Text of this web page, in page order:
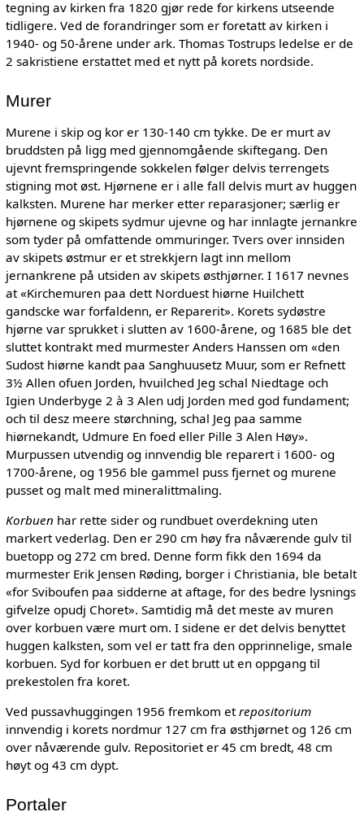
tegning av kirken fra 1820 gjør rede for kirkens utseende
tidligere. Ved de forandringer som er foretatt av kirken i
1940- og 50-årene under ark. Thomas Tostrups ledelse er de
2 sakristiene erstattet med et nytt på korets nordside.
Murer
Murene i skip og kor er 130-140 cm tykke. De er murt av
bruddsten på ligg med gjennomgående skiftegang. Den
ujevnt fremspringende sokkelen følger delvis terrengets
stigning mot øst. Hjørnene er i alle fall delvis murt av huggen
kalksten. Murene har merker etter reparasjoner; særlig er
hjørnene og skipets sydmur ujevne og har innlagte jernankre
som tyder på omfattende ommuringer. Tvers over innsiden
av skipets østmur er et strekkjern lagt inn mellom
jernankrene på utsiden av skipets østhjørner. I 1617 nevnes
at «Kirchemuren paa dett Norduest hiørne Huilchett
gandscke war forfaldenn, er Reparerit». Korets sydøstre
hjørne var sprukket i slutten av 1600-årene, og 1685 ble det
sluttet kontrakt med murmester Anders Hanssen om «den
Sudost hiørne kandt paa Sanghuusetz Muur, som er Refnett
3½ Allen ofuen Jorden, hvuilched Jeg schal Niedtage och
Igien Underbyge 2 à 3 Alen udj Jorden med god fundament;
och til desz meere størchning, schal Jeg paa samme
hiørnekandt, Udmure En foed eller Pille 3 Alen Høy».
Murpussen utvendig og innvendig ble reparert i 1600- og
1700-årene, og 1956 ble gammel puss fjernet og murene
pusset og malt med mineralittmaling.
Korbuen har rette sider og rundbuet overdekning uten
markert vederlag. Den er 290 cm høy fra nåværende gulv til
buetopp og 272 cm bred. Denne form fikk den 1694 da
murmester Erik Jensen Røding, borger i Christiania, ble betalt
«for Sviboufen paa sidderne at aftage, for des bedre lysnings
gifvelze opudj Choret». Samtidig må det meste av muren
over korbuen være murt om. I sidene er det delvis benyttet
huggen kalksten, som vel er tatt fra den opprinnelige, smale
korbuen. Syd for korbuen er det brutt ut en oppgang til
prekestolen fra koret.
Ved pussavhuggingen 1956 fremkom etrepositorium
innvendig i korets nordmur 127 cm fra østhjørnet og 126 cm
over nåværende gulv. Repositoriet er 45 cm bredt, 48 cm
høyt og 43 cm dypt.
Portaler